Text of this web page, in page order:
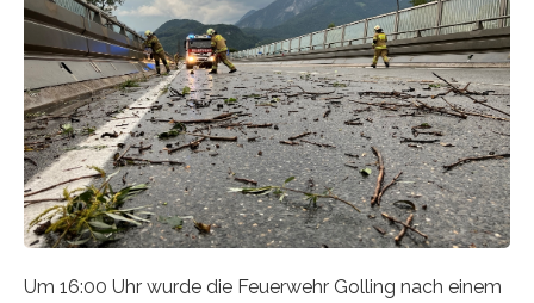
Um 16:00 Uhr wurde die Feuerwehr Golling nach einem